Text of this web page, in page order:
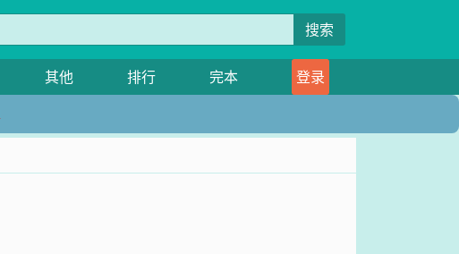
搜索
其他 排行 完本
登录